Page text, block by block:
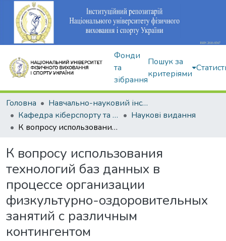
Фонди
та
зібрання
Пошук за
критеріями
Головна
Навчально-науковий інститут здоров'я, реабілітації та фізичного виховання
Кафедра кіберспорту та інформаційних технологій
Наукові видання
К вопросу использования технологий баз данных в процессе организации физкультурно-оздоровительных занятий с различным контингентом
К вопросу использования
технологий баз данных в
процессе организации
физкультурно-оздоровительных
занятий с различным
контингентом